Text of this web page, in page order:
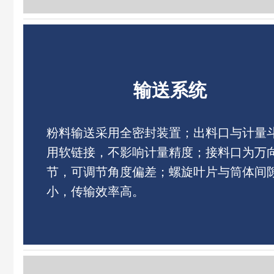
输送系统
粉料输送采用全密封装置；出料口与计量
用软链接，不影响计量精度；接料口为万
节，可调节角度偏差；螺旋叶片与筒体间
小，传输效率高。